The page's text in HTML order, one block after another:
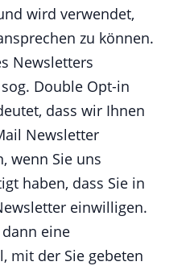
wird verwendet,
zu können.
Newsletters
Double Opt-in
dass wir Ihnen
Newsletter
wenn Sie uns
haben, dass Sie in
einwilligen.
eine
mit der Sie gebeten